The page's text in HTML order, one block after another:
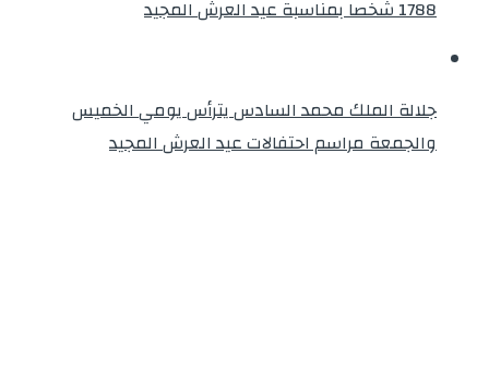
1788 شخصا بمناسبة عيد العرش المجيد
جلالة الملك محمد السادس يترأس يومي الخميس
والجمعة مراسم احتفالات عيد العرش المجيد